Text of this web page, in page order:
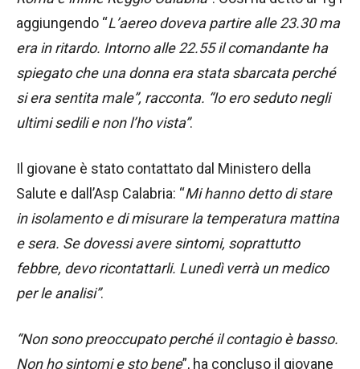
aggiungendo “L’aereo doveva partire alle 23.30 ma
era in ritardo. Intorno alle 22.55 il comandante ha
spiegato che una donna era stata sbarcata perché
si era sentita male”, racconta. “Io ero seduto negli
ultimi sedili e non l’ho vista”.
Il giovane è stato contattato dal Ministero della
Salute e dall’Asp Calabria: “Mi hanno detto di stare
in isolamento e di misurare la temperatura mattina
e sera. Se dovessi avere sintomi, soprattutto
febbre, devo ricontattarli. Lunedì verrà un medico
per le analisi”.
“Non sono preoccupato perché il contagio è basso.
Non ho sintomi e sto bene”, ha concluso il giovane